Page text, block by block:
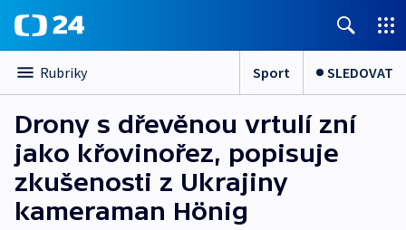
Rubriky Sport SLEDOVAT
Drony s dřevěnou vrtulí zní
jako křovinořez, popisuje
zkušenosti z Ukrajiny
kameraman Hönig